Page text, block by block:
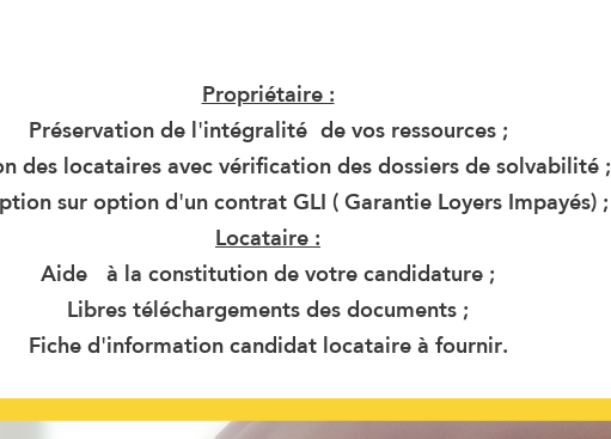
Propriétaire :
Préservation de l'intégralité de vos ressources ;
des locataires avec vérification des dossiers de solvabilité ;
sur option d'un contrat GLI ( Garantie Loyers Impayés) ;
Locataire :
Aide à la constitution de votre candidature ;
Libres téléchargements des documents ;
Fiche d'information candidat locataire à fournir.